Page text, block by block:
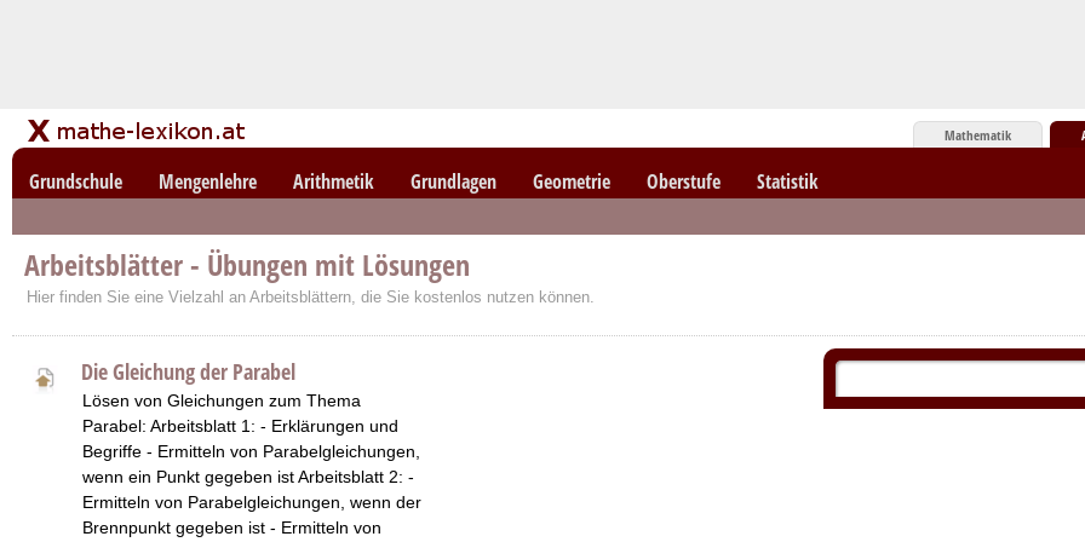
Mathematik
Grundschule Mengenlehre Arithmetik Grundlagen Geometrie Oberstufe Statistik
Arbeitsblätter - Übungen mit Lösungen
Hier finden Sie eine Vielzahl an Arbeitsblättern, die Sie kostenlos nutzen können.
Die Gleichung der Parabel
Lösen von Gleichungen zum Thema
Parabel: Arbeitsblatt 1: - Erklärungen und
Begriffe - Ermitteln von Parabelgleichungen,
wenn ein Punkt gegeben ist Arbeitsblatt 2: -
Ermitteln von Parabelgleichungen, wenn der
Brennpunkt gegeben ist - Ermitteln von